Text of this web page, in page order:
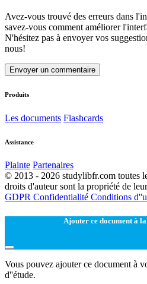
Avez-vous trouvé des erreurs dans
savez-vous comment améliorer
N'hésitez pas à envoyer vos
nous!
Envoyer un commentaire
Produits
Les documents Flashcards
Assistance
Plainte Partenaires
© 2013 - 2026 studylibfr.com toutes
droits d'auteur sont la propriété de
GDPR Confidentialité Conditions
Ajouter ce document à
Vous pouvez ajouter ce document à
d''étude.